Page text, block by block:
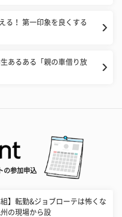
る！ 第一印象を良くする
あるある「親の車借り放
の参加申込
組】転勤&ジョブローテは怖くな
の現場から設